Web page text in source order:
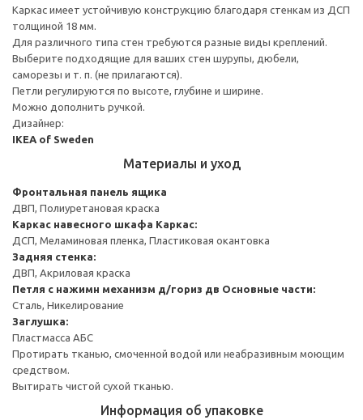
Каркас имеет устойчивую конструкцию благодаря стенкам из ДСП
толщиной 18 мм.
Для различного типа стен требуются разные виды креплений.
Выберите подходящие для ваших стен шурупы, дюбели,
саморезы и т. п. (не прилагаются).
Петли регулируются по высоте, глубине и ширине.
Можно дополнить ручкой.
Дизайнер:
IKEA of Sweden
Материалы и уход
Фронтальная панель ящика
ДВП, Полиуретановая краска
Каркас навесного шкафа Каркас:
ДСП, Меламиновая пленка, Пластиковая окантовка
Задняя стенка:
ДВП, Акриловая краска
Петля с нажимн механизм д/гориз дв Основные части:
Сталь, Никелирование
Заглушка:
Пластмасса АБС
Протирать тканью, смоченной водой или неабразивным моющим
средством.
Вытирать чистой сухой тканью.
Информация об упаковке